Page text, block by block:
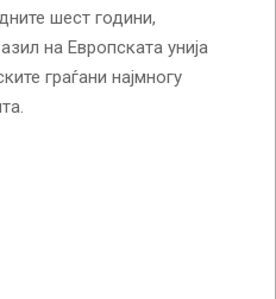
шест години,
на Европската унија
граѓани најмногу